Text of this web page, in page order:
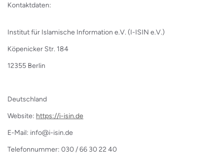
Kontaktdaten:
Institut für Islamische Information e.V. (I-ISIN e.V.)
Köpenicker Str. 184
12355 Berlin
Deutschland
Website: https://i-isin.de
E-Mail: info@i-isin.de
Telefonnummer: 030 / 66 30 22 40